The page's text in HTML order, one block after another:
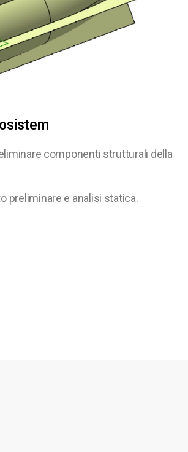
componenti strutturali della
preliminare e analisi statica.